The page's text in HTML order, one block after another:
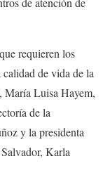
requieren los
de vida de la
María Luisa Hayem,
de la
y la presidenta
Karla